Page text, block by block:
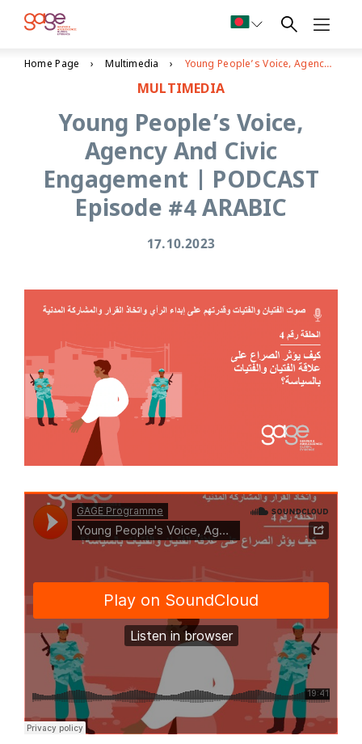
Home Page Multimedia Young People’s Voice, Agency And Civic Engagement | PODCAST Episode #4 ARABIC
MULTIMEDIA
Young People’s Voice,
Agency And Civic
Engagement | PODCAST
Episode #4 ARABIC
17.10.2023